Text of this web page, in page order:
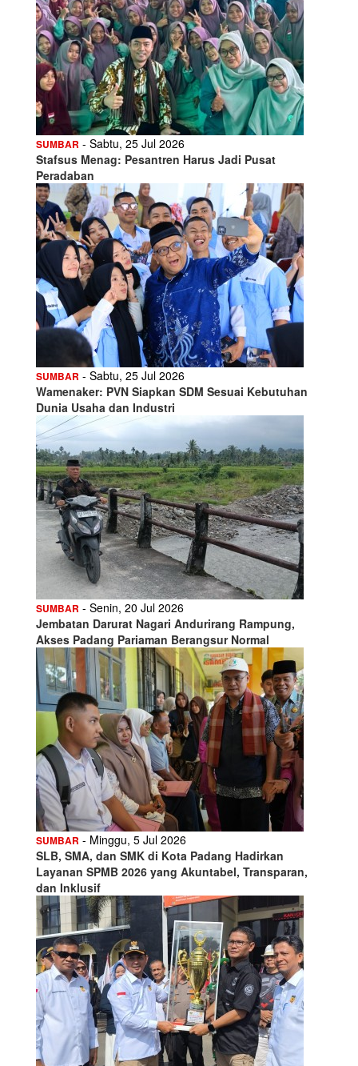
SUMBAR - Sabtu, 25 Jul 2026
Stafsus Menag: Pesantren Harus Jadi Pusat
Peradaban
SUMBAR - Sabtu, 25 Jul 2026
Wamenaker: PVN Siapkan SDM Sesuai Kebutuhan
Dunia Usaha dan Industri
SUMBAR - Senin, 20 Jul 2026
Jembatan Darurat Nagari Andurirang Rampung,
Akses Padang Pariaman Berangsur Normal
SUMBAR - Minggu, 5 Jul 2026
SLB, SMA, dan SMK di Kota Padang Hadirkan
Layanan SPMB 2026 yang Akuntabel, Transparan,
dan Inklusif